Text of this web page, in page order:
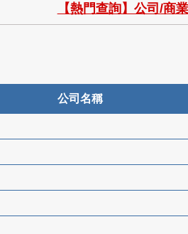
檢
索
【熱門查詢】公司/商
公司名稱